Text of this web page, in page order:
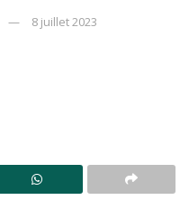
8 juillet 2023